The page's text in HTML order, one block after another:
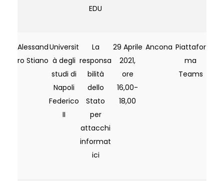
EDU
Alessand
ro Stiano
Universit
à degli
studi di
Napoli
Federico
II
La
responsa
bilità
dello
Stato
per
attacchi
informat
ici
29 Aprile
2021,
ore
16,00-
18,00
Ancona Piattafor
ma
Teams